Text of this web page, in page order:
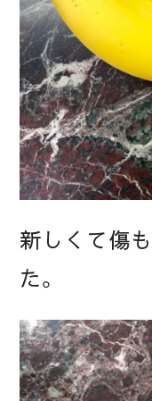
新しくて傷
た。